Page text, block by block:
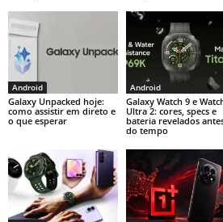
Android
Galaxy Unpacked hoje:
como assistir em direto e
o que esperar
Android
Galaxy Watch 9 e
Ultra 2: cores, specs e
bateria revelados
do tempo